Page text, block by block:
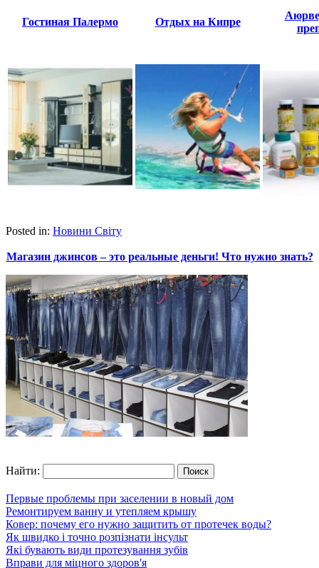
Гостиная Палермо Отдых на Кипре
Posted in: Новини Світу
Магазин джинсов – это реальные деньги! Что нужно знать?
Найти:
Первые проблемы при заселении в новый дом
Ремонтируем ванну и утепляем крышу
Ковер: почему его нужно защитить от протечек воды?
Як швидко і точно розпізнати інсульт
Які бувають види протезування зубів
Вправи для міцного здоров'я